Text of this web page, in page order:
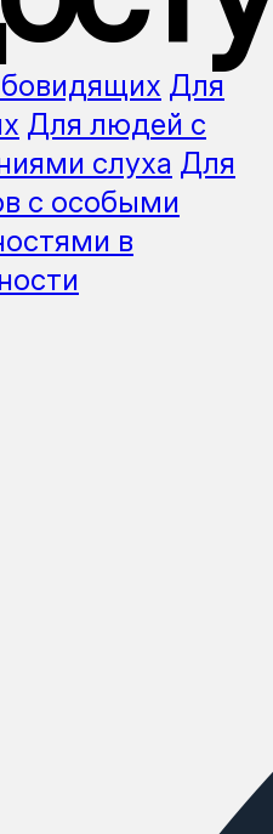
Для
Для людей с
слуха Для
с особыми
в